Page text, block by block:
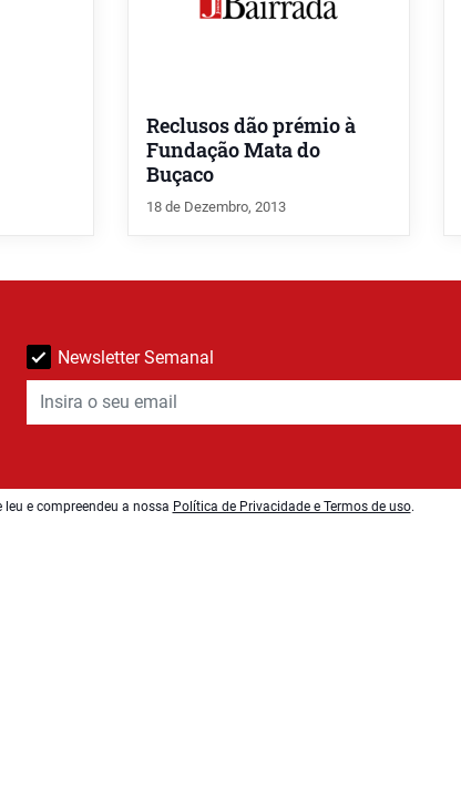
que
Reclusos dão prémio à
Fundação Mata do
Buçaco
18 de Dezembro, 2013
Newsletter Semanal
e compreendeu a nossa Política de Privacidade e Termos de uso.